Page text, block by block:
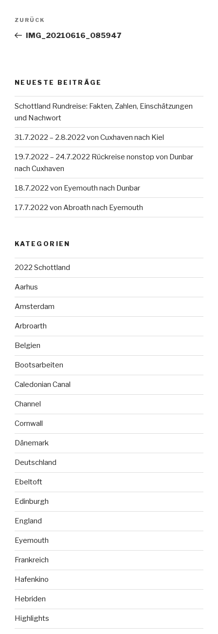
Beitragsnavigation
Vorheriger
Beitrag
ZURÜCK
IMG_20210616_085947
NEUESTE BEITRÄGE
Schottland Rundreise: Fakten, Zahlen, Einschätzungen
und Nachwort
31.7.2022 – 2.8.2022 von Cuxhaven nach Kiel
19.7.2022 – 24.7.2022 Rückreise nonstop von Dunbar
nach Cuxhaven
18.7.2022 von Eyemouth nach Dunbar
17.7.2022 von Abroath nach Eyemouth
KATEGORIEN
2022 Schottland
Aarhus
Amsterdam
Arbroarth
Belgien
Bootsarbeiten
Caledonian Canal
Channel
Cornwall
Dänemark
Deutschland
Ebeltoft
Edinburgh
England
Eyemouth
Frankreich
Hafenkino
Hebriden
Highlights